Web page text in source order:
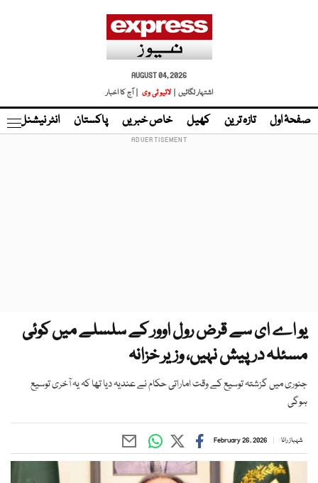
AUGUST 04, 2026
اشتہار لگائیں |
لائیو ٹی وی | آج کا اخبار
صفحۂ اول تازہ ترین کھیل خاص خبریں پاکستان انٹر نیشنل
یو اے ای سے قرض رول اوور کے سلسلے میں کوئی
مسئلہ درپیش نہیں، وزیر خزانہ
جنوری میں گزشتہ توسیع کے وقت اماراتی حکام نے عندیہ دیا تھا کہ یہ آخری توسیع
ہوگی
شہباز رانا February 26, 2026